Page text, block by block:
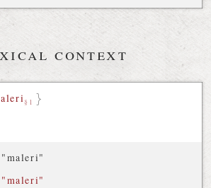
context
§1
"maleri"
"maleri"